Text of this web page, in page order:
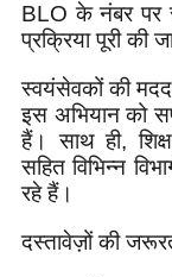
BLO के नंबर पर
प्रक्रिया पूरी की
स्वयंसेवकों की
इस अभियान को
हैं। साथ ही,
सहित विभिन्न
रहे हैं।
दस्तावेज़ों की